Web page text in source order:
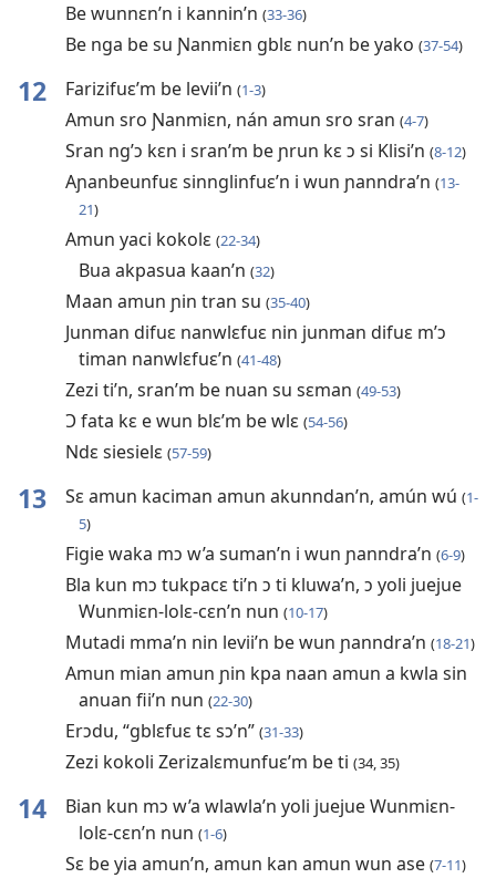
Be wunnɛn’n i kannin’n (33-36)
Be nga be su Ɲanmiɛn gblɛ nun’n be yako (37-54)
12 Farizifuɛ’m be levii’n (1-3)
Amun sro Ɲanmiɛn, nán amun sro sran (4-7)
Sran ng’ɔ kɛn i sran’m be ɲrun kɛ ɔ si Klisi’n (8-12)
Aɲanbeunfuɛ sinnglinfuɛ’n i wun ɲanndra’n (13-
21)
Amun yaci kokolɛ (22-34)
Bua akpasua kaan’n (32)
Maan amun ɲin tran su (35-40)
Junman difuɛ nanwlɛfuɛ nin junman difuɛ m’ɔ
timan nanwlɛfuɛ’n (41-48)
Zezi ti’n, sran’m be nuan su sɛman (49-53)
Ɔ fata kɛ e wun blɛ’m be wlɛ (54-56)
Ndɛ siesielɛ (57-59)
13 Sɛ amun kaciman amun akunndan’n, amún wú (1-
5)
Figie waka mɔ w’a suman’n i wun ɲanndra’n (6-9)
Bla kun mɔ tukpacɛ ti’n ɔ ti kluwa’n, ɔ yoli juejue
Wunmiɛn-lolɛ-cɛn’n nun (10-17)
Mutadi mma’n nin levii’n be wun ɲanndra’n (18-21)
Amun mian amun ɲin kpa naan amun a kwla sin
anuan fii’n nun (22-30)
Erɔdu, “gblɛfuɛ tɛ sɔ’n” (31-33)
Zezi kokoli Zerizalɛmunfuɛ’m be ti (34, 35)
14
Bian kun mɔ w’a wlawla’n yoli juejue Wunmiɛn-
lolɛ-cɛn’n nun (1-6)
Sɛ be yia amun’n, amun kan amun wun ase (7-11)